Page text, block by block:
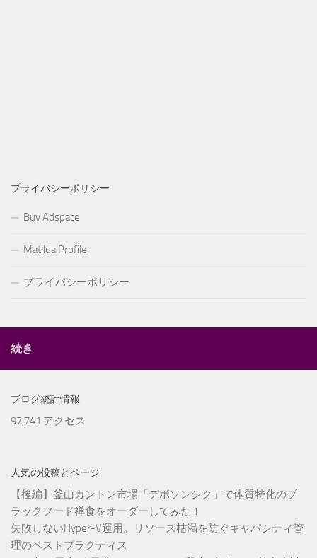
プライバシーポリシー
Buy Adspace
Matilda Profile
プライバシーポリシー
続き
ブログ統計情報
97,741 アクセス
人気の投稿とページ
【後編】釜山カントン市場「デボソンシク」で体質特化のブ
ラックフード禅食をオーダーしてみた！
失敗しないHyper-V運用。リソース枯渇を防ぐキャパシティ管
理のベストプラクティス